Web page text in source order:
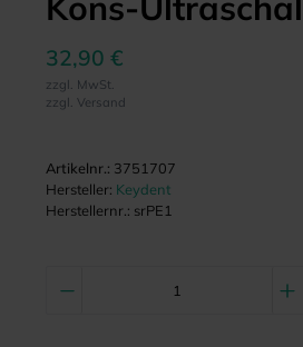
32,90 €
zzgl. MwSt.
zzgl. Versand
Artikelnr.: 3751707
Hersteller: Keydent
Herstellernr.: srPE1